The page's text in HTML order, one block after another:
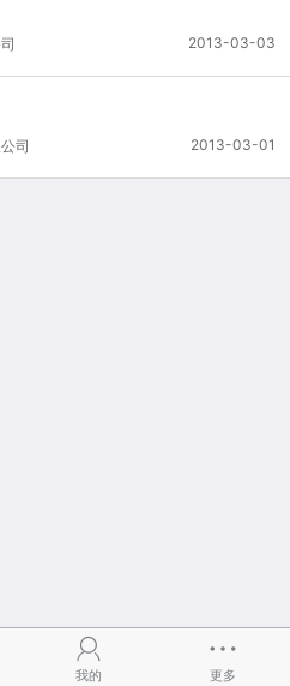
2013-03-03
2013-03-01
司
我的 更多